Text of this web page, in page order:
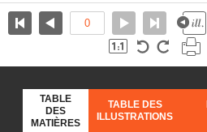
TABLE
DES
MATIÈRES
TABLE DES
ILLUSTRATIONS